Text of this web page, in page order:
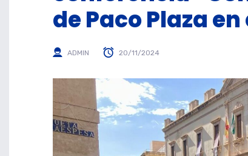
de Paco Plaza en
ADMIN 20/11/2024